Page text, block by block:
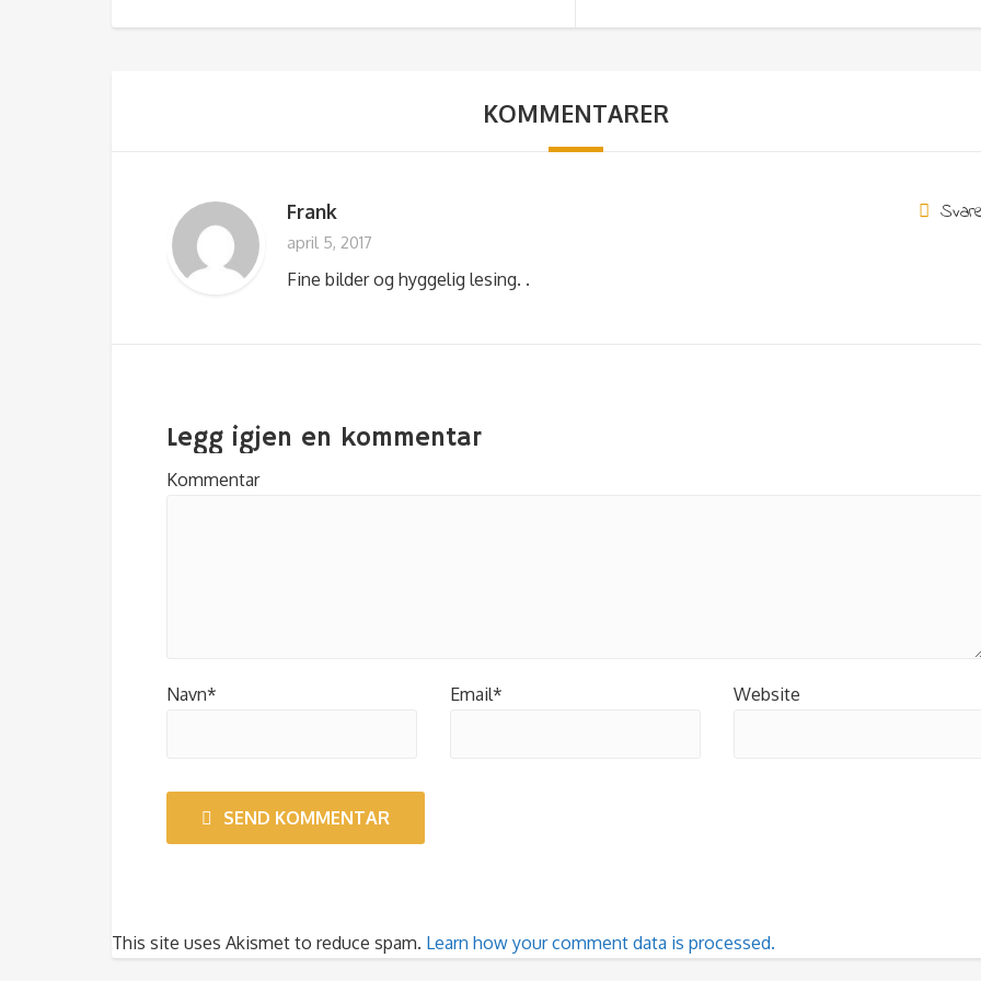
KOMMENTARER
Frank
april 5, 2017
Fine bilder og hyggelig lesing. .
Legg igjen en kommentar
Kommentar
Navn* Email* Website
SEND KOMMENTAR
This site uses Akismet to reduce spam. Learn how your comment data is processed.